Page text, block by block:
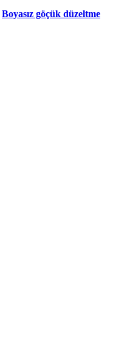
Boyasız göçük düzeltme